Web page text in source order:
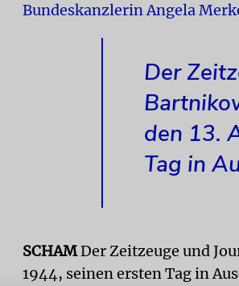
Bundeskanzlerin Angela
Der
den 13.
Tag in
SCHAMDer Zeitzeuge und
1944, seinen ersten Tag in